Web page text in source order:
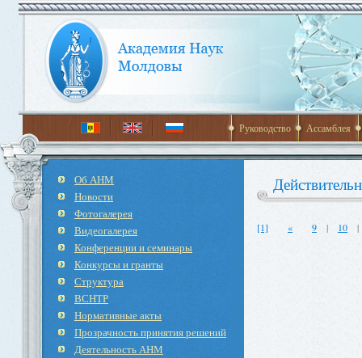
Руководство Ассамблея
Об АНМ
Новости
Фотогалерея
Видеогалерея
Конференции и семинары
Конкурсы и гранты
Структура
ВСНТР
Нормативные акты
Прозрачность принятия решений
Деятельность АНМ
[1] « 9 | 10